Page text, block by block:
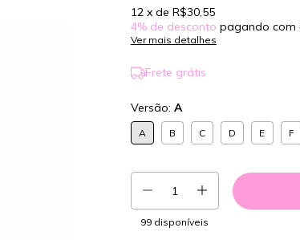
12 x de R$30,55
4% de desconto pagando com
Ver mais detalhes
Frete grátis
Versão: A
A B C D E F
99 disponíveis